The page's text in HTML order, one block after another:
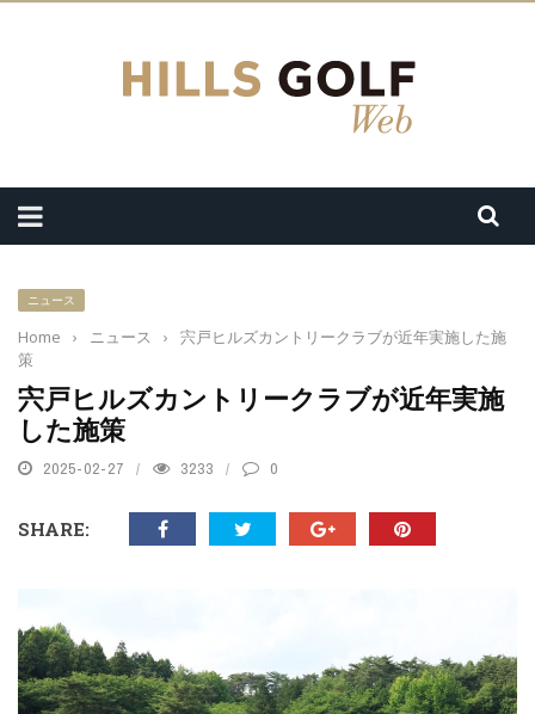
ニュース
Home › ニュース ›
宍戸ヒルズカントリークラブが近年実施した施
策
宍戸ヒルズカントリークラブが近年実施
した施策
2025-02-27 3233 0
SHARE: